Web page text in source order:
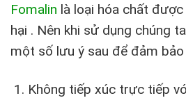
Fomalin là loại hóa chất
hại . Nên khi sử dụng chúng
một số lưu ý sau để đảm bảo
Không tiếp xúc trực tiếp